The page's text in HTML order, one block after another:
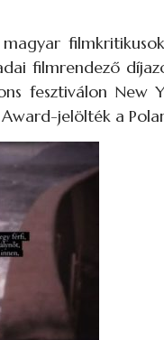
filmrendező
fesztiválon New
Award-jelölték a